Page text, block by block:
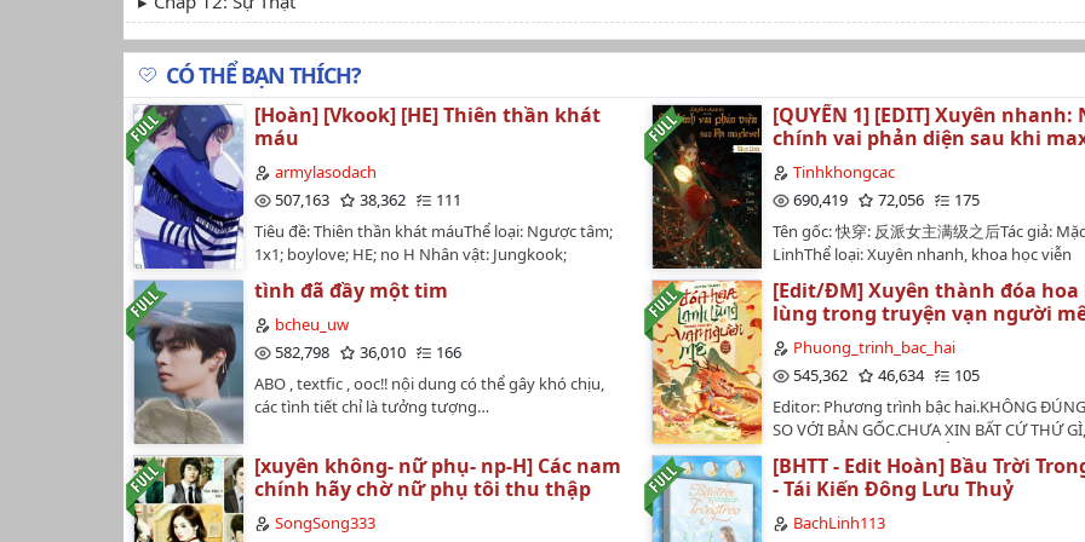
Chap 13: Video!?
T-T
Chap 14: Bắt Cóc
Chap 15: Phá Án
Chap 16: Quay Về!?
Chap 17: Chia Tay
Chap 18: Boygroup
Chap 19: Ahri
Chap 20: Khăn Tay Xanh!
Chap 21: Nhóm...
Chap 22: 7LB
Chap 23: Đi Rồi!
CÓ THỂ BẠN THÍCH?
[Hoàn] [Vkook] [HE] Thiên thần khát
máu
armylasodach
507,163
38,362
111
Tiêu đề: Thiên thần khát máuThể loại: Ngược tâm;
1x1; boylove; HE; no H Nhân vật: Jungkook;
CẤM+Không mang truyện ra nơi khác+Không
chuyển ver dưới mọi hình thứcEnd: 11/09/2018…
[QUYỂN 1] [EDIT] Xuyên nhanh:
chính vai phản diện sau khi
Tinhkhongcac
690,419
72,056
175
Tên gốc: 快穿: 反派女主满级之后Tác giả: Mặc
LinhThể loại: Xuyên nhanh, khoa học viễn
Đang beta ~~Giới thiệu:Hoa Vụ đã làm
phản diện trong liên minh không gian - thời
nhiều năm, đặt nền móng cho sự thành
vô số nhân vật chính. Mắt thấy mình sắp
một số điểm rất lớn và bỏ trốn, cô ấy -
lãnh, buộc phải tiếp tục làm việc để trả
làm, nhưng không ai bảo cô phải chuyển
để đi làm cả!Hoa Vụ - người có màn thể
vời và được chọn làm nhân vật phản diện
nhất hàng năm.Sau khi trở thành nữ
tình đã đầy một tim
bcheu_uw
582,798
36,010
166
ABO , textfic , ooc‼️ nội dung có thể gây khó chịu,
các tình tiết chỉ là tưởng tượng…
[Edit/ĐM] Xuyên thành đóa hoa
lùng trong truyện vạn người
Phuong_trinh_bac_hai
545,362
46,634
105
Editor: Phương trình bậc hai.KHÔNG
SO VỚI BẢN GỐC.CHƯA XIN BẤT CỨ THỨ
[xuyên không- nữ phụ- np-H] Các nam
chính hãy chờ nữ phụ tôi thu thập
SongSong333
[BHTT - Edit Hoàn] Bầu Trời
- Tái Kiến Đông Lưu Thuỷ
BachLinh113